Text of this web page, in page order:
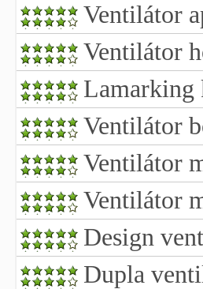
Ventilátor
Ventilátor
Ventilátor
Ventilátor
Ventilátor
Design
Dupla